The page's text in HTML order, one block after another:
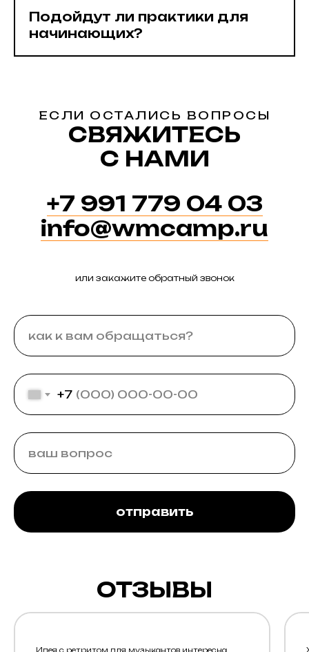
Подойдут ли практики для
начинающих?
ЕСЛИ ОСТАЛИСЬ ВОПРОСЫ
СВЯЖИТЕСЬ
С НАМИ
+7 991 779 04 03
info@wmcamp.ru
или закажите обратный звонок
+7
отправить
ОТЗЫВЫ
Идея с ретритом для музыкантов интересна